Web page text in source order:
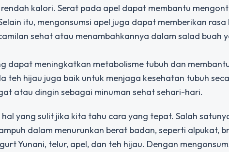
kalori. Serat pada apel dapat membantu
itu, mengonsumsi apel juga dapat memberikan rasa
sehat atau menambahkannya dalam salad buah
dapat meningkatkan metabolisme tubuh dan
teh hijau juga baik untuk menjaga kesehatan tubuh
atau dingin sebagai minuman sehat sehari-hari.
yang sulit jika kita tahu cara yang tepat. Salah
dalam menurunkan berat badan, seperti alpukat,
Yunani, telur, apel, dan teh hijau. Dengan